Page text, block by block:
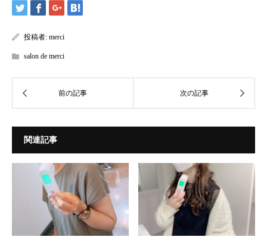
投稿者: merci
salon de merci
関連記事